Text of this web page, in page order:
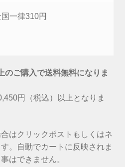
国一律310円
のご購入で送料無料になりま
円（税込）以上となりま
はクリックポストもしくはネ
。自動でカートに反映されま
はできません。